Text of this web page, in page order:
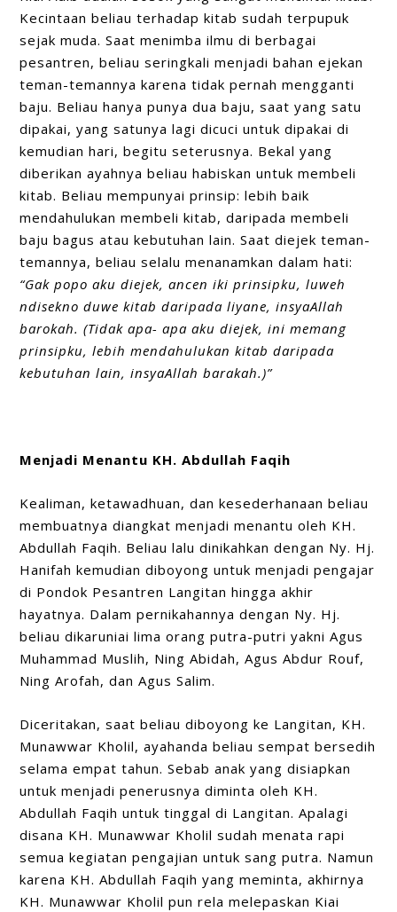
Kecintaan beliau terhadap kitab sudah terpupuk
sejak muda. Saat menimba ilmu di berbagai
pesantren, beliau seringkali menjadi bahan ejekan
teman-temannya karena tidak pernah mengganti
baju. Beliau hanya punya dua baju, saat yang satu
dipakai, yang satunya lagi dicuci untuk dipakai di
kemudian hari, begitu seterusnya. Bekal yang
diberikan ayahnya beliau habiskan untuk membeli
kitab. Beliau mempunyai prinsip: lebih baik
mendahulukan membeli kitab, daripada membeli
baju bagus atau kebutuhan lain. Saat diejek teman-
temannya, beliau selalu menanamkan dalam hati:
“Gak popo aku diejek, ancen iki prinsipku, luweh
ndisekno duwe kitab daripada liyane, insyaAllah
barokah. (Tidak apa- apa aku diejek, ini memang
prinsipku, lebih mendahulukan kitab daripada
kebutuhan lain, insyaAllah barakah.)”
Menjadi Menantu KH. Abdullah Faqih
Kealiman, ketawadhuan, dan kesederhanaan beliau
membuatnya diangkat menjadi menantu oleh KH.
Abdullah Faqih. Beliau lalu dinikahkan dengan Ny. Hj.
Hanifah kemudian diboyong untuk menjadi pengajar
di Pondok Pesantren Langitan hingga akhir
hayatnya. Dalam pernikahannya dengan Ny. Hj.
beliau dikaruniai lima orang putra-putri yakni Agus
Muhammad Muslih, Ning Abidah, Agus Abdur Rouf,
Ning Arofah, dan Agus Salim.
Diceritakan, saat beliau diboyong ke Langitan, KH.
Munawwar Kholil, ayahanda beliau sempat bersedih
selama empat tahun. Sebab anak yang disiapkan
untuk menjadi penerusnya diminta oleh KH.
Abdullah Faqih untuk tinggal di Langitan. Apalagi
disana KH. Munawwar Kholil sudah menata rapi
semua kegiatan pengajian untuk sang putra. Namun
karena KH. Abdullah Faqih yang meminta, akhirnya
KH. Munawwar Kholil pun rela melepaskan Kiai